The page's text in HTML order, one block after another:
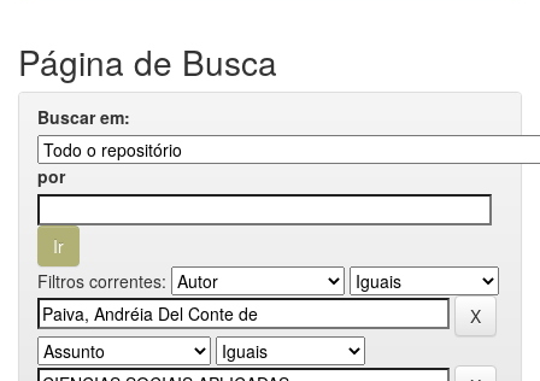
Página de Busca
Buscar em:
por
Filtros correntes: